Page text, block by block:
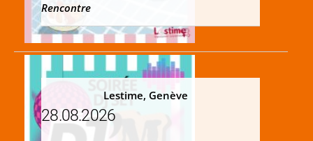
Rencontre
Lestime, Genève
28.08.2026